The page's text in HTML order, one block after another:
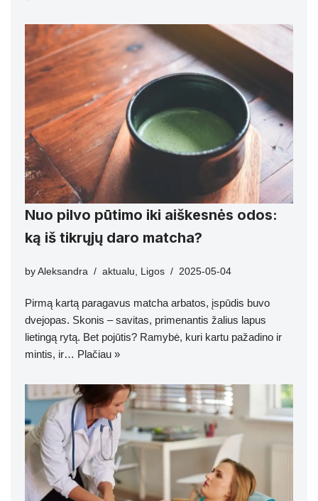
Nuo pilvo pūtimo iki aiškesnės odos:
ką iš tikrųjų daro matcha?
by Aleksandra aktualu Ligos 2025-05-04
Pirmą kartą paragavus matcha arbatos, įspūdis buvo
dvejopas. Skonis – savitas, primenantis žalius lapus
lietingą rytą. Bet pojūtis? Ramybė, kuri kartu pažadino ir
mintis, ir… Plačiau »